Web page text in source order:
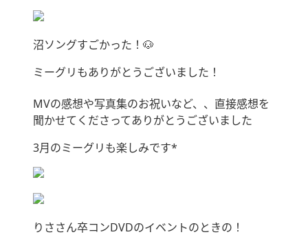
沼ソングすごかった！🐶
ミーグリもありがとうございました！
MVの感想や写真集のお祝いなど、、直接感想を
聞かせてくださってありがとうございました
3月のミーグリも楽しみです*
りささん卒コンDVDのイベントのときの！